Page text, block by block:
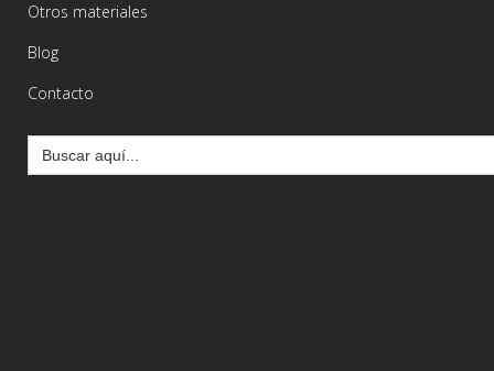
Otros materiales
Blog
Contacto
Buscar: